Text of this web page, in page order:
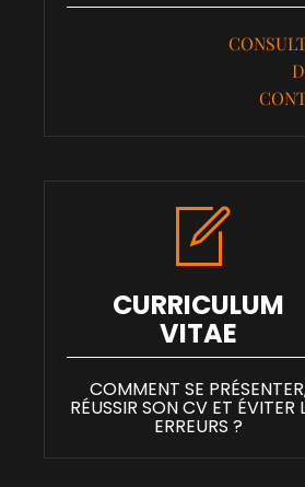
CURRICULUM
VITAE
COMMENT SE
RÉUSSIR SON CV ET ÉVITER
ERREURS ?